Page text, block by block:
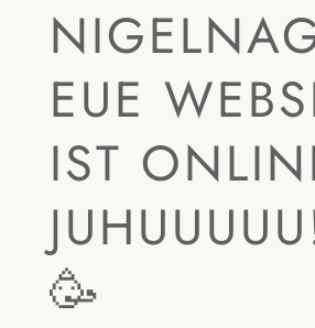
EUE
IST
🥳